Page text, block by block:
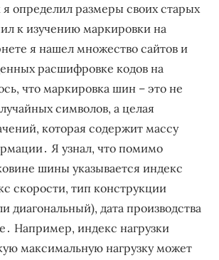
я определил размеры своих старых
к изучению маркировки на
я нашел множество сайтов и
расшифровке кодов на
что маркировка шин – это не
символов, а целая
которая содержит массу
Я узнал, что помимо
шины указывается индекс
скорости, тип конструкции
диагональный), дата производства
Например, индекс нагрузки
максимальную нагрузку может